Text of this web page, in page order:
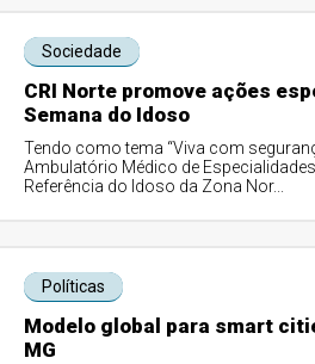
Sociedade
CRI Norte promove ações
Semana do Idoso
Tendo como tema “Viva com
Ambulatório Médico de
Referência do Idoso da Zona Nor...
Políticas
Modelo global para smart
MG